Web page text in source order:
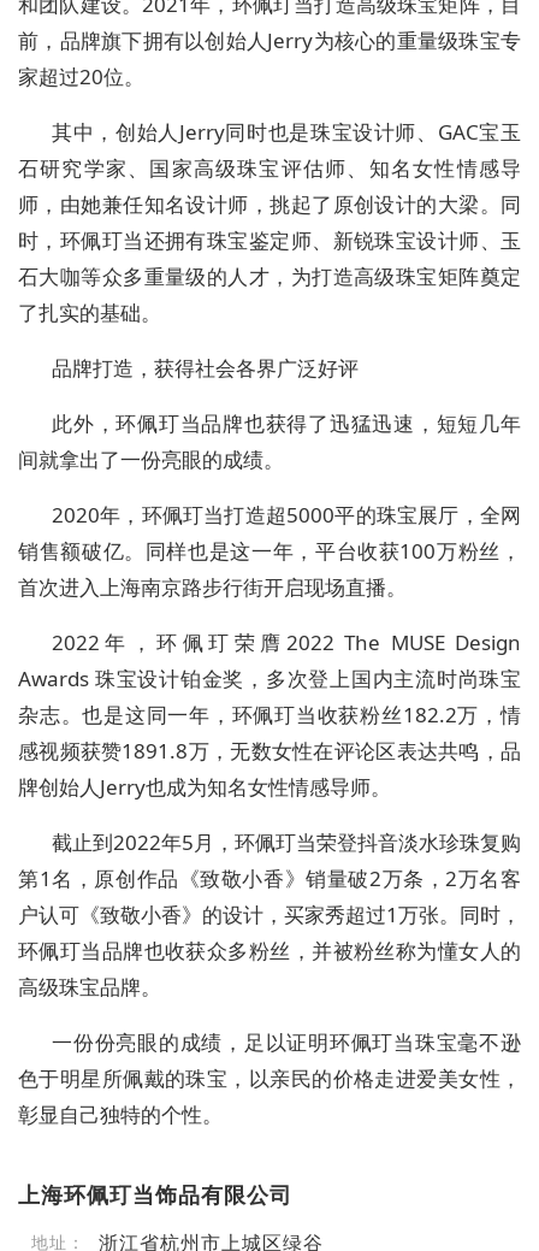
前，品牌旗下拥有以创始人Jerry为核心的重量级珠宝专
家超过20位。
其中，创始人Jerry同时也是珠宝设计师、GAC宝玉
石研究学家、国家高级珠宝评估师、知名女性情感导
师，由她兼任知名设计师，挑起了原创设计的大梁。同
时，环佩玎当还拥有珠宝鉴定师、新锐珠宝设计师、玉
石大咖等众多重量级的人才，为打造高级珠宝矩阵奠定
了扎实的基础。
品牌打造，获得社会各界广泛好评
此外，环佩玎当品牌也获得了迅猛迅速，短短几年
间就拿出了一份亮眼的成绩。
2020年，环佩玎当打造超5000平的珠宝展厅，全网
销售额破亿。同样也是这一年，平台收获100万粉丝，
首次进入上海南京路步行街开启现场直播。
2022年，环佩玎荣膺2022 The MUSE Design
Awards 珠宝设计铂金奖，多次登上国内主流时尚珠宝
杂志。也是这同一年，环佩玎当收获粉丝182.2万，情
感视频获赞1891.8万，无数女性在评论区表达共鸣，品
牌创始人Jerry也成为知名女性情感导师。
截止到2022年5月，环佩玎当荣登抖音淡水珍珠复购
第1名，原创作品《致敬小香》销量破2万条，2万名客
户认可《致敬小香》的设计，买家秀超过1万张。同时，
环佩玎当品牌也收获众多粉丝，并被粉丝称为懂女人的
高级珠宝品牌。
一份份亮眼的成绩，足以证明环佩玎当珠宝毫不逊
色于明星所佩戴的珠宝，以亲民的价格走进爱美女性，
彰显自己独特的个性。
上海环佩玎当饰品有限公司
地址： 浙江省杭州市上城区绿谷